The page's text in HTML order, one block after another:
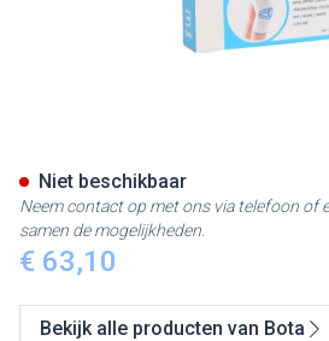
€ 63,10
Niet beschikbaar
Neem contact op met ons via telefoon of
samen de mogelijkheden.
Bekijk alle producten van Bota